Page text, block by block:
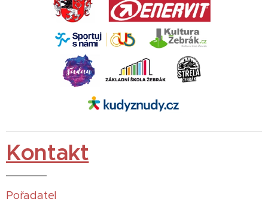
Kontakt
Pořadatel